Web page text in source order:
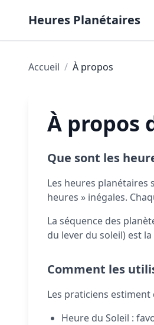
Heures Planétaires
Accueil / À propos
À propos
Que sont les
Les heures planétaires
heures » inégales.
La séquence des
du lever du soleil) est
Comment les
Les praticiens
Heure du Soleil :